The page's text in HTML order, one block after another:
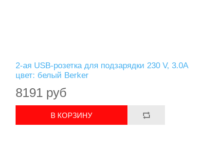
2-ая USB-розетка для подзарядки 230 V, 3.0A
цвет: белый Berker
8191 руб